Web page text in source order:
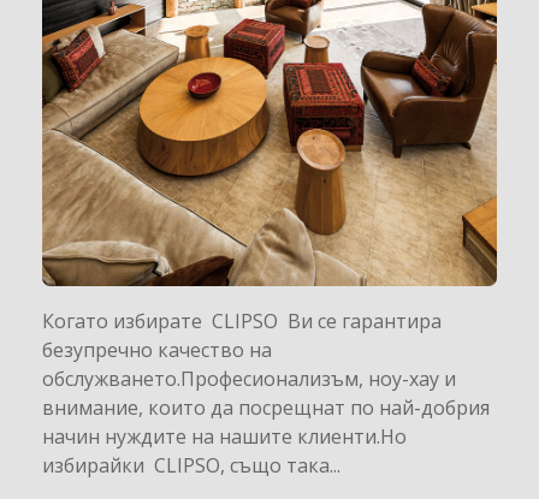
Когато избирате CLIPSO Ви се гарантира
безупречно качество на
обслужването.Професионализъм, ноу-хау и
внимание, които да посрещнат по най-добрия
начин нуждите на нашите клиенти.Но
избирайки CLIPSO, също така...